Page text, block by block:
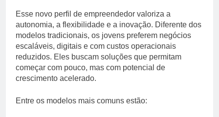
Esse novo perfil de empreendedor valoriza a
autonomia, a flexibilidade e a inovação. Diferente dos
modelos tradicionais, os jovens preferem negócios
escaláveis, digitais e com custos operacionais
reduzidos. Eles buscam soluções que permitam
começar com pouco, mas com potencial de
crescimento acelerado.
Entre os modelos mais comuns estão: